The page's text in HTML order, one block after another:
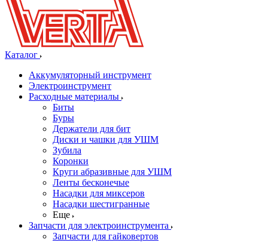
Каталог
Аккумуляторный инструмент
Электроинструмент
Расходные материалы
Биты
Буры
Держатели для бит
Диски и чашки для УШМ
Зубила
Коронки
Круги абразивные для УШМ
Ленты бесконечые
Насадки для миксеров
Насадки шестигранные
Еще
Запчасти для электроинструмента
Запчасти для гайковертов